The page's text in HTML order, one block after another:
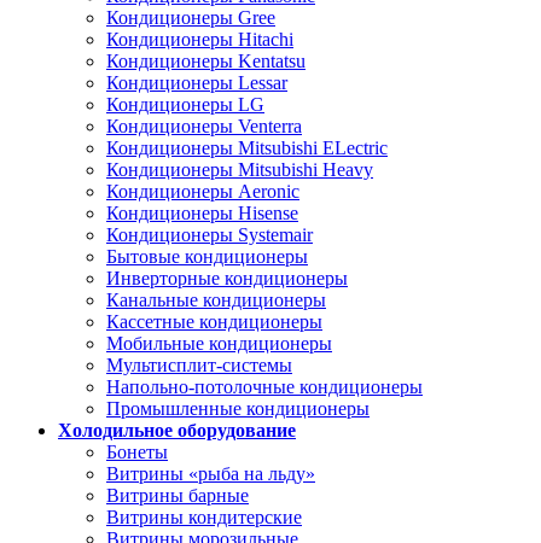
Кондиционеры Gree
Кондиционеры Hitachi
Кондиционеры Kentatsu
Кондиционеры Lessar
Кондиционеры LG
Кондиционеры Venterra
Кондиционеры Mitsubishi ELectric
Кондиционеры Mitsubishi Heavy
Кондиционеры Aeronic
Кондиционеры Hisense
Кондиционеры Systemair
Бытовые кондиционеры
Инверторные кондиционеры
Канальные кондиционеры
Кассетные кондиционеры
Мобильные кондиционеры
Мультисплит-системы
Напольно-потолочные кондиционеры
Промышленные кондиционеры
Холодильное оборудование
Бонеты
Витрины «рыба на льду»
Витрины барные
Витрины кондитерские
Витрины морозильные